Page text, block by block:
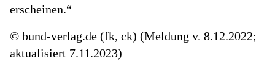
erscheinen.“
© bund-verlag.de (fk, ck) (Meldung v. 8.12.2022;
aktualisiert 7.11.2023)